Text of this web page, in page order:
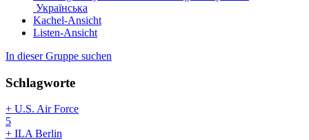
Українська
Kachel-Ansicht
Listen-Ansicht
In dieser Gruppe suchen
Schlagworte
+ U.S. Air Force
5
+ ILA Berlin